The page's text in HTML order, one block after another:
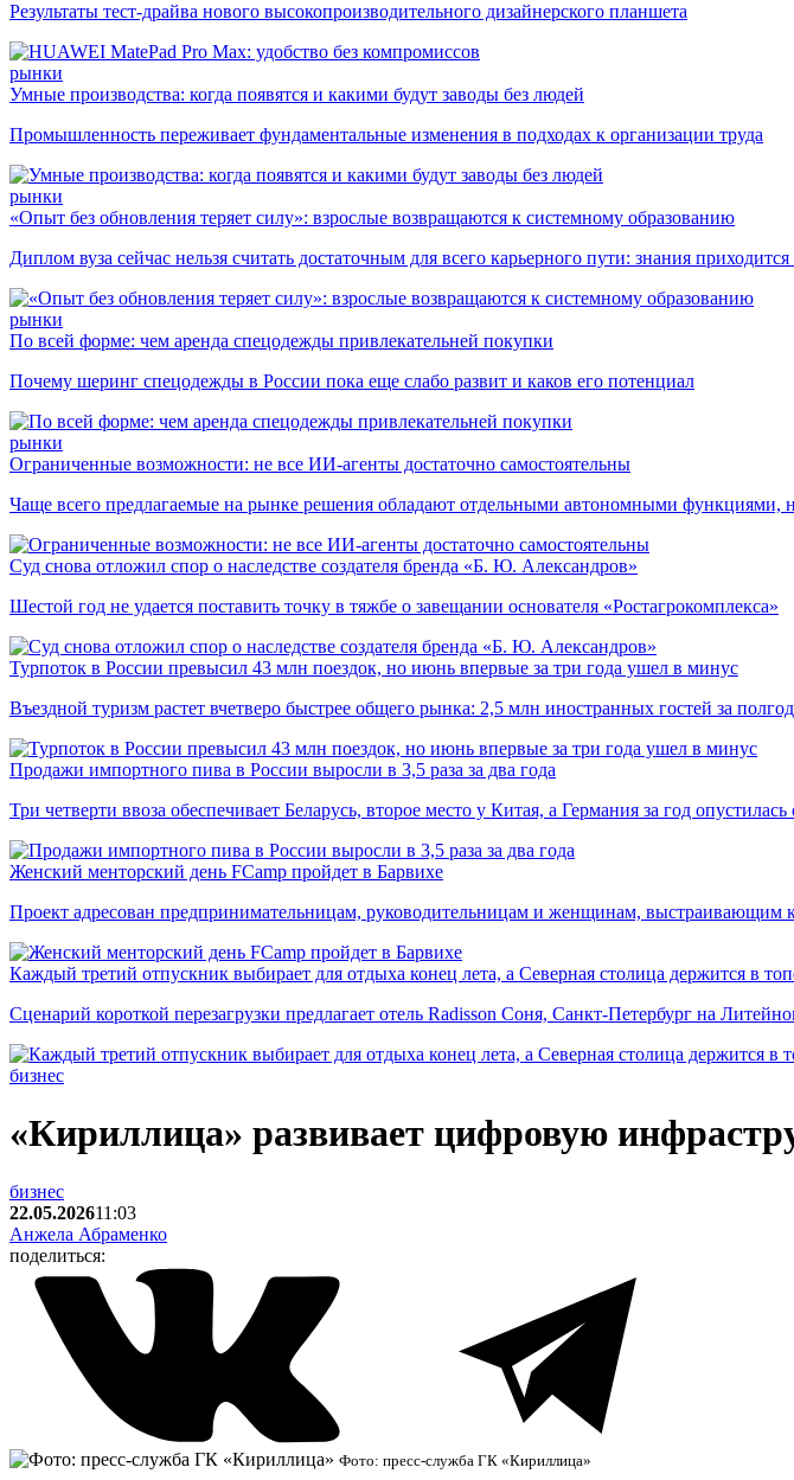
Результаты тест-драйва нового высокопроизводительного дизайнерского планшета
рынки
Умные производства: когда появятся и какими будут заводы без людей
Промышленность переживает фундаментальные изменения в подходах к организации труда
рынки
«Опыт без обновления теряет силу»: взрослые возвращаются к системному образованию
Диплом вуза сейчас нельзя считать достаточным для всего карьерного пути: знания
рынки
По всей форме: чем аренда спецодежды привлекательней покупки
Почему шеринг спецодежды в России пока еще слабо развит и каков его потенциал
рынки
Ограниченные возможности: не все ИИ-агенты достаточно самостоятельны
Чаще всего предлагаемые на рынке решения обладают отдельными автономными функциями,
Суд снова отложил спор о наследстве создателя бренда «Б. Ю. Александров»
Шестой год не удается поставить точку в тяжбе о завещании основателя «Ростагрокомплекса»
Турпоток в России превысил 43 млн поездок, но июнь впервые за три года ушел в минус
Въездной туризм растет вчетверо быстрее общего рынка: 2,5 млн иностранных гостей за
Продажи импортного пива в России выросли в 3,5 раза за два года
Три четверти ввоза обеспечивает Беларусь, второе место у Китая, а Германия за год
Женский менторский день FCamp пройдет в Барвихе
Проект адресован предпринимательницам, руководительницам и женщинам, выстраивающим
Каждый третий отпускник выбирает для отдыха конец лета, а Северная столица держится в
Сценарий короткой перезагрузки предлагает отель Radisson Соня, Санкт-Петербург на
бизнес
«Кириллица» развивает цифровую
бизнес
22.05.202611:03
Анжела Абраменко
поделиться:
Фото: пресс-служба ГК «Кириллица»